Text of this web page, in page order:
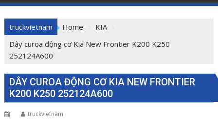
truckvietnam Home
KIA
Dây curoa động cơ Kia New Frontier K200 K250
252124A600
DÂY CUROA ĐỘNG CƠ KIA NEW FRONTIER
K200 K250 252124A600
truckvietnam